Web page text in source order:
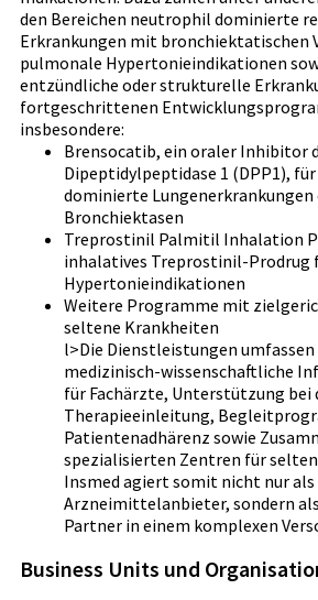
den Bereichen neutrophil dominierte
Erkrankungen mit bronchiektatischen
pulmonale Hypertonieindikationen
entzündliche oder strukturelle
fortgeschrittenen
insbesondere:
Brensocatib, ein oraler Inhibitor
Dipeptidylpeptidase 1 (DPP1),
dominierte
Bronchiektasen
Treprostinil Palmitil Inhalation
inhalatives Treprostinil-Prodrug
Hypertonieindikationen
Weitere Programme mit
seltene Krankheiten
l>Die Dienstleistungen
medizinisch-wissenschaftliche
für Fachärzte, Unterstützung bei
Therapieeinleitung,
Patientenadhärenz sowie
spezialisierten Zentren für
Insmed agiert somit nicht nur als
Arzneimittelanbieter, sondern
Partner in einem komplexen
Business Units und